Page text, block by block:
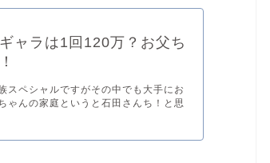
ャラは1回120万？お父ち
スペシャルですがその中でも大手にお
ゃんの家庭というと石田さんち！と思